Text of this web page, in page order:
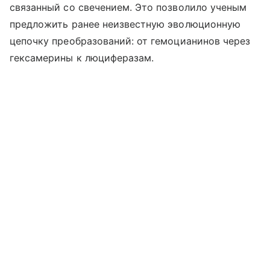
связанный со свечением. Это позволило ученым
предложить ранее неизвестную эволюционную
цепочку преобразований: от гемоцианинов через
гексамерины к люциферазам.